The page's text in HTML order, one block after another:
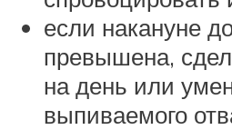
если накануне
превышена,
на день или
выпиваемого